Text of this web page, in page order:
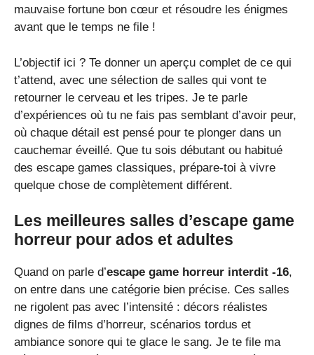
mauvaise fortune bon cœur et résoudre les énigmes
avant que le temps ne file !
L’objectif ici ? Te donner un aperçu complet de ce qui
t’attend, avec une sélection de salles qui vont te
retourner le cerveau et les tripes. Je te parle
d’expériences où tu ne fais pas semblant d’avoir peur,
où chaque détail est pensé pour te plonger dans un
cauchemar éveillé. Que tu sois débutant ou habitué
des escape games classiques, prépare-toi à vivre
quelque chose de complètement différent.
Les meilleures salles d’escape game
horreur pour ados et adultes
Quand on parle d’escape game horreur interdit -16,
on entre dans une catégorie bien précise. Ces salles
ne rigolent pas avec l’intensité : décors réalistes
dignes de films d’horreur, scénarios tordus et
ambiance sonore qui te glace le sang. Je te file ma